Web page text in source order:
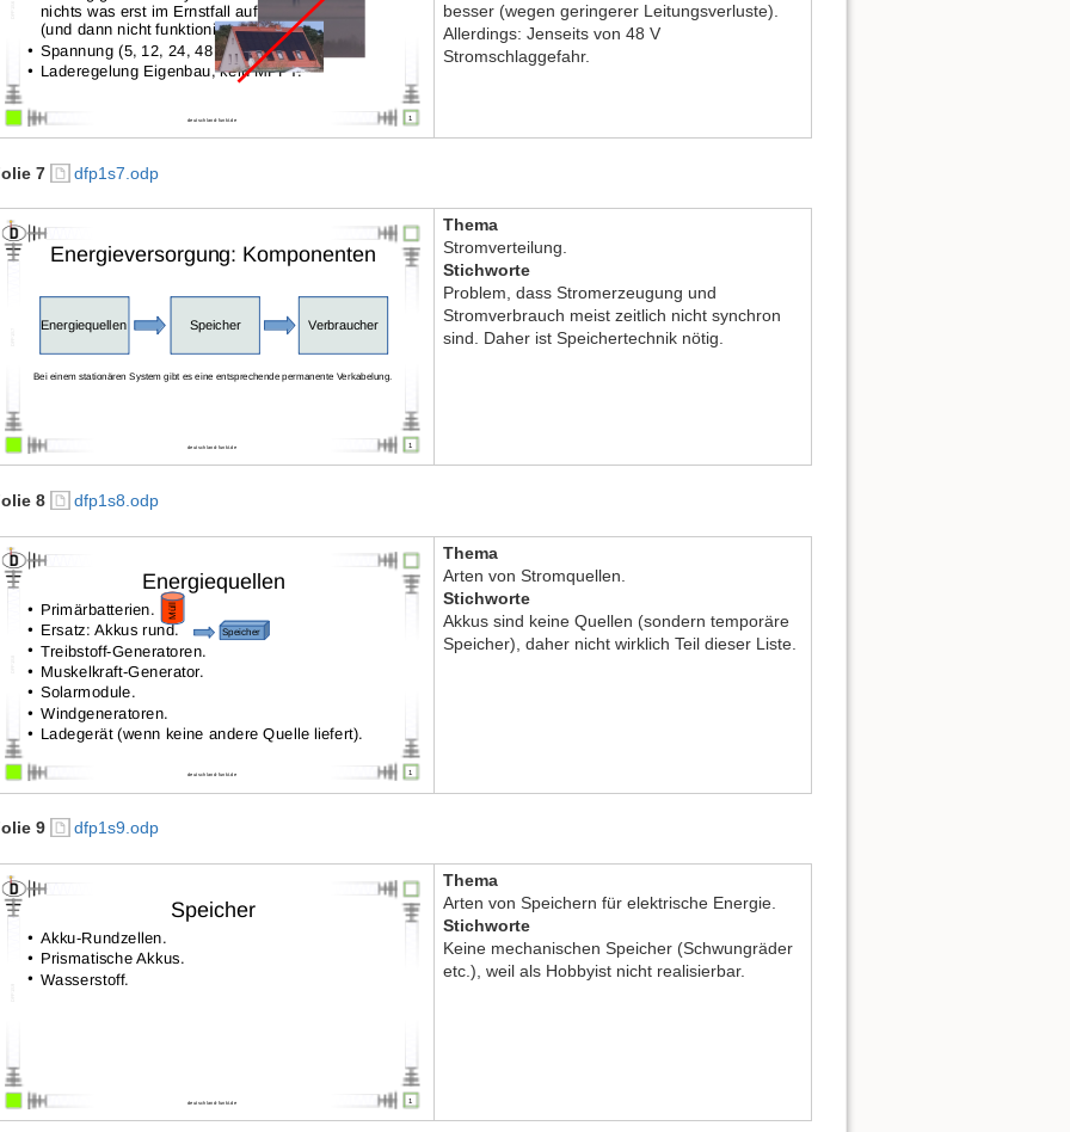
besser (wegen geringerer Leitungsverluste).
Allerdings: Jenseits von 48 V
Stromschlaggefahr.
7 dfp1s7.odp
Thema
Stromverteilung.
Stichworte
Problem, dass Stromerzeugung und
Stromverbrauch meist zeitlich nicht synchron
sind. Daher ist Speichertechnik nötig.
8 dfp1s8.odp
Thema
Arten von Stromquellen.
Stichworte
Akkus sind keine Quellen (sondern temporäre
Speicher), daher nicht wirklich Teil dieser Liste.
9 dfp1s9.odp
Thema
Arten von Speichern für elektrische Energie.
Stichworte
Keine mechanischen Speicher (Schwungräder
etc.), weil als Hobbyist nicht realisierbar.